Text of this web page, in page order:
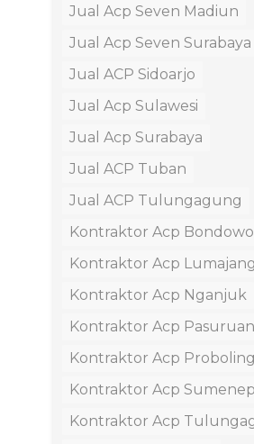
Jual Acp Seven Madiun
Jual Acp Seven Surabaya
Jual ACP Sidoarjo
Jual Acp Sulawesi
Jual Acp Surabaya
Jual ACP Tuban
Jual ACP Tulungagung
Kontraktor Acp
Kontraktor Acp Lumajang
Kontraktor Acp Nganjuk
Kontraktor Acp Pasuruan
Kontraktor Acp
Kontraktor Acp Sumenep
Kontraktor Acp